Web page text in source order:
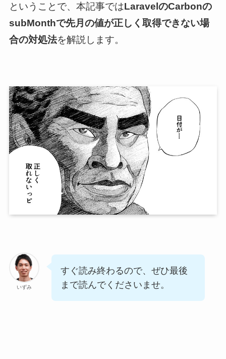
ということで、本記事ではLaravelのCarbonの
subMonthで先月の値が正しく取得できない場
合の対処法を解説します。
いずみ
すぐ読み終わるので、ぜひ最後
まで読んでくださいませ。